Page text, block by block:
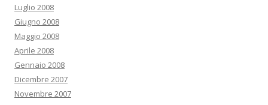
Luglio 2008
Giugno 2008
Maggio 2008
Aprile 2008
Gennaio 2008
Dicembre 2007
Novembre 2007